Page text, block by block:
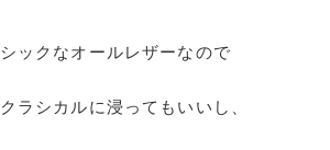
シックなオールレザーなので
クラシカルに浸ってもいいし、